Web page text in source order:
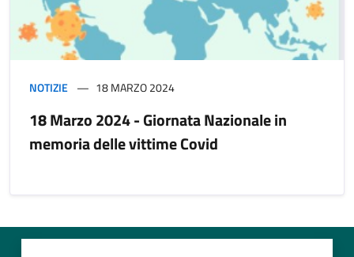
NOTIZIE 18 MARZO 2024
18 Marzo 2024 - Giornata Nazionale in
memoria delle vittime Covid